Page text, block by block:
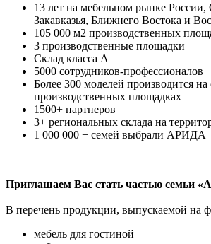
13 лет на мебельном рынке
Закавказья, Ближнего Востока и
105 000 м2 производственных
3 производственные площадки
Склад класса А
5000 сотрудников-профессионалов
Более 300 моделей производится
производственных площадках
1500+ партнеров
3+ региональных склада на
1 000 000 + семей выбрали АРИДА
Приглашаем Вас стать частью семьи
В перечень продукции, выпускаемой на
мебель для гостиной